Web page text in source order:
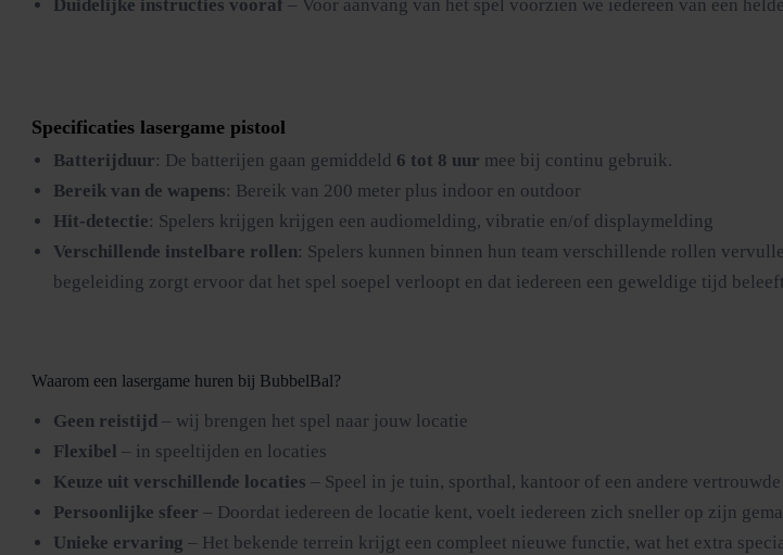
Duidelijke instructies vooraf– Voor aanvang van het spel voorzien we iedereen van een
Specificaties lasergame pistool
Batterijduur: De batterijen gaan gemiddeld 6 tot 8 uur mee bij continu gebruik.
Bereik van de wapens: Bereik van 200 meter plus indoor en outdoor
Hit-detectie: Spelers krijgen krijgen een audiomelding, vibratie en/of displaymelding
Verschillende instelbare rollen: Spelers kunnen binnen hun team verschillende rollen
begeleiding zorgt ervoor dat het spel soepel verloopt en dat iedereen een geweldige tijd
Waarom een lasergame huren bij BubbelBal?
Geen reistijd – wij brengen het spel naar jouw locatie
Flexibel – in speeltijden en locaties
Keuze uit verschillende locaties – Speel in je tuin, sporthal, kantoor of een andere
Persoonlijke sfeer – Doordat iedereen de locatie kent, voelt iedereen zich sneller op zijn
Unieke ervaring – Het bekende terrein krijgt een compleet nieuwe functie, wat het extra